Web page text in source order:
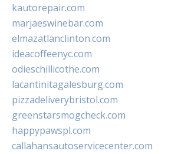
kautorepair.com
marjaeswinebar.com
elmazatlanclinton.com
ideacoffeenyc.com
odieschillicothe.com
lacantinitagalesburg.com
pizzadeliverybristol.com
greenstarsmogcheck.com
happypawspl.com
callahansautoservicecenter.com